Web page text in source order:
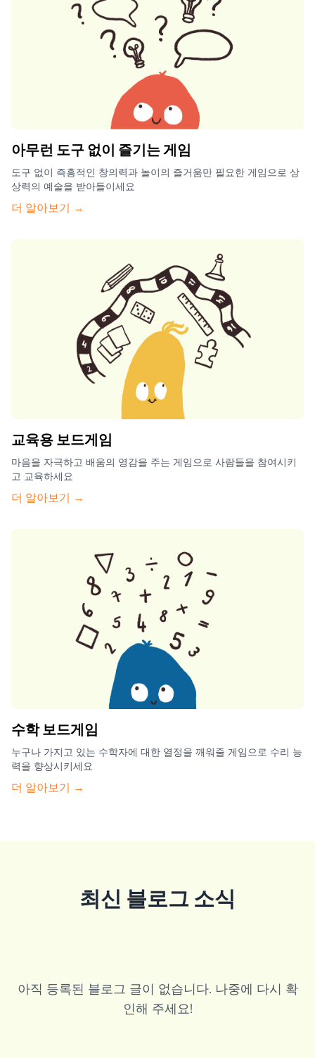
아무런 도구 없이 즐기는 게임
도구 없이 즉흥적인 창의력과 놀이의 즐거움만 필요한 게임으로 상
상력의 예술을 받아들이세요
더 알아보기 →
교육용 보드게임
마음을 자극하고 배움의 영감을 주는 게임으로 사람들을 참여시키
고 교육하세요
더 알아보기 →
수학 보드게임
누구나 가지고 있는 수학자에 대한 열정을 깨워줄 게임으로 수리 능
력을 향상시키세요
더 알아보기 →
최신 블로그 소식
아직 등록된 블로그 글이 없습니다. 나중에 다시 확
인해 주세요!